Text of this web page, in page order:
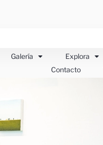
Galería Explora
Contacto